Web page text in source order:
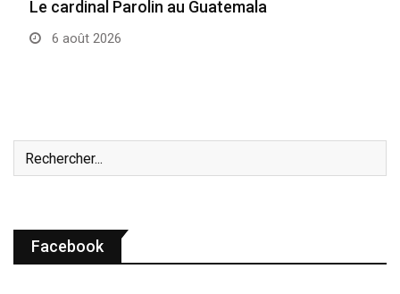
Le cardinal Parolin au Guatemala
6 août 2026
Facebook